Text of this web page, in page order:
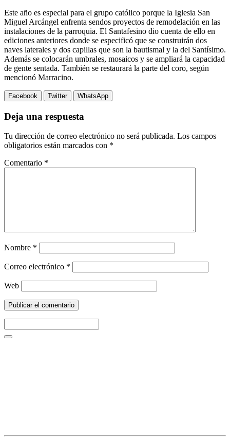
Este año es especial para el grupo católico porque la Iglesia San
Miguel Arcángel enfrenta sendos proyectos de remodelación en las
instalaciones de la parroquia. El Santafesino dio cuenta de ello en
ediciones anteriores donde se especificó que se construirán dos
naves laterales y dos capillas que son la bautismal y la del Santísimo.
Además se colocarán umbrales, mosaicos y se ampliará la capacidad
de gente sentada. También se restaurará la parte del coro, según
mencionó Marracino.
Facebook Twitter WhatsApp
Deja una respuesta
Tu dirección de correo electrónico no será publicada. Los campos
obligatorios están marcados con *
Comentario *
Nombre *
Correo electrónico *
Web